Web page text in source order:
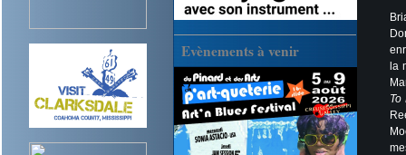
la
To
Evènements à venir